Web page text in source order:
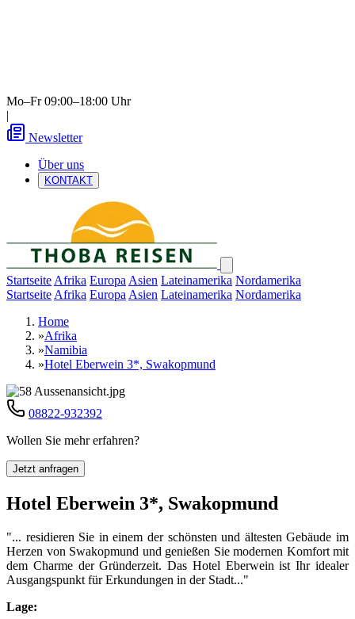
Mo–Fr 09:00–18:00 Uhr
|
Newsletter
Über uns
KONTAKT
Startseite Afrika Europa Asien Lateinamerika Nordamerika
Startseite Afrika Europa Asien Lateinamerika Nordamerika
Home
»Afrika
»Namibia
»Hotel Eberwein 3*, Swakopmund
08822-932392
Wollen Sie mehr erfahren?
Jetzt anfragen
Hotel Eberwein 3*, Swakopmund
"... residieren Sie in einem der schönsten und ältesten Gebäude im
Herzen von Swakopmund und genießen Sie modernen Komfort mit
dem Charme der Gründerzeit. Das Hotel Eberwein ist Ihr idealer
Ausgangspunkt für Erkundungen in der Stadt..."
Lage: